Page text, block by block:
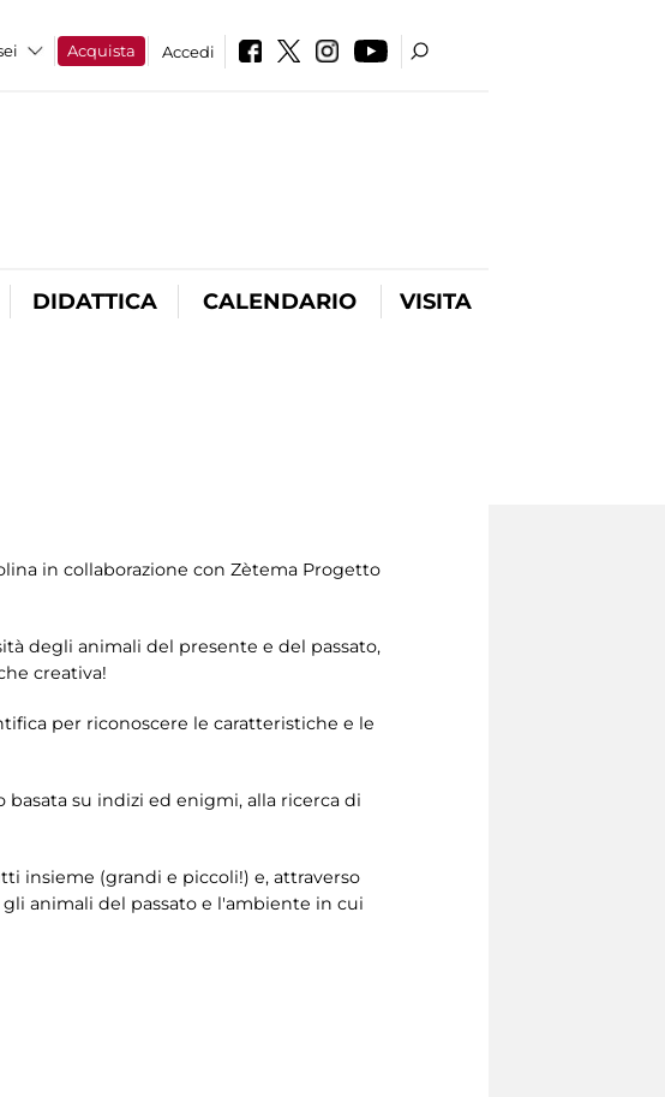
Acquista Accedi
DIDATTICA CALENDARIO VISITA
in collaborazione con Zètema Progetto
degli animali del presente e del passato,
creativa!
per riconoscere le caratteristiche e le
su indizi ed enigmi, alla ricerca di
insieme (grandi e piccoli!) e, attraverso
animali del passato e l'ambiente in cui